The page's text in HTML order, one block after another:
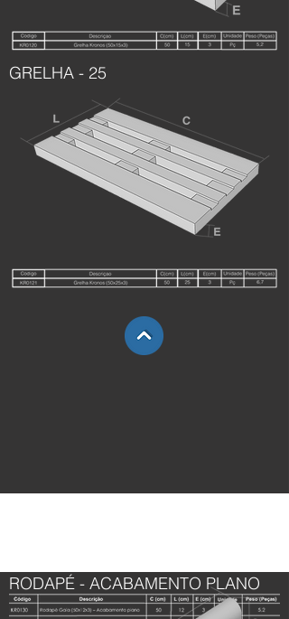
GRELHA - 25
RODAPÉ - ACABAMENTO PLANO